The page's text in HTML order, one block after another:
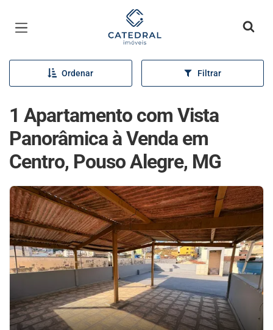
Página inicial
Ordenar Filtrar
1 Apartamento com Vista
Panorâmica à Venda em
Centro, Pouso Alegre, MG